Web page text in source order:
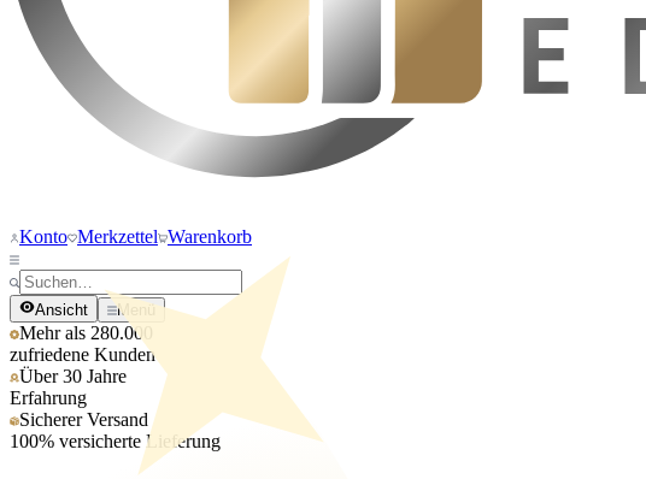
Konto Merkzettel Warenkorb
Ansicht Menü
Mehr als 280.000
zufriedene Kunden
Über 30 Jahre
Erfahrung
Sicherer Versand
100% versicherte Lieferung